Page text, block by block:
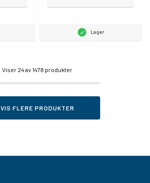
Lager
Viser 24av 1478 produkter
VIS FLERE PRODUKTER